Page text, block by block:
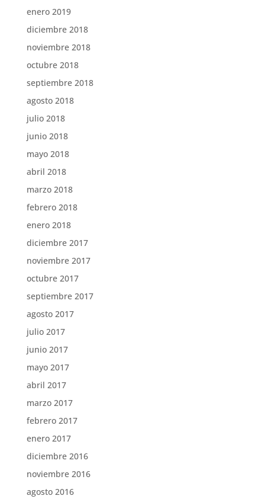
enero 2019
diciembre 2018
noviembre 2018
octubre 2018
septiembre 2018
agosto 2018
julio 2018
junio 2018
mayo 2018
abril 2018
marzo 2018
febrero 2018
enero 2018
diciembre 2017
noviembre 2017
octubre 2017
septiembre 2017
agosto 2017
julio 2017
junio 2017
mayo 2017
abril 2017
marzo 2017
febrero 2017
enero 2017
diciembre 2016
noviembre 2016
agosto 2016